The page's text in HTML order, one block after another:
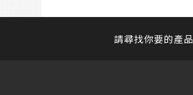
請尋找你要的產品